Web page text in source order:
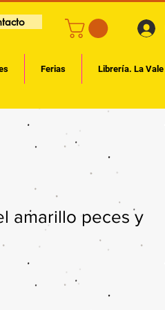
Ferias Librería. La Vale
amarillo peces y